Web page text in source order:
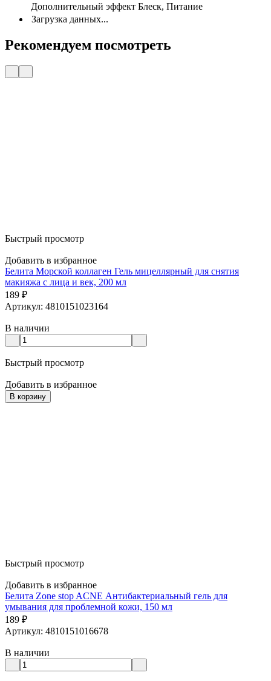
Дополнительный эффект Блеск, Питание
Загрузка данных...
Рекомендуем посмотреть
Быстрый просмотр
Добавить в избранное
Белита Морской коллаген Гель мицеллярный для снятия
макияжа с лица и век, 200 мл
189 ₽
Артикул: 4810151023164
В наличии
Быстрый просмотр
Добавить в избранное
В корзину
Быстрый просмотр
Добавить в избранное
Белита Zone stop ACNE Антибактериальный гель для
умывания для проблемной кожи, 150 мл
189 ₽
Артикул: 4810151016678
В наличии